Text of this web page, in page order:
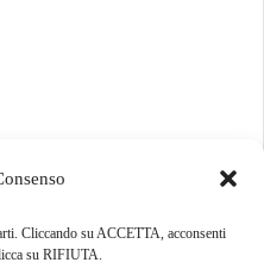
Cliccando su ACCETTA, acconsenti
su RIFIUTA.